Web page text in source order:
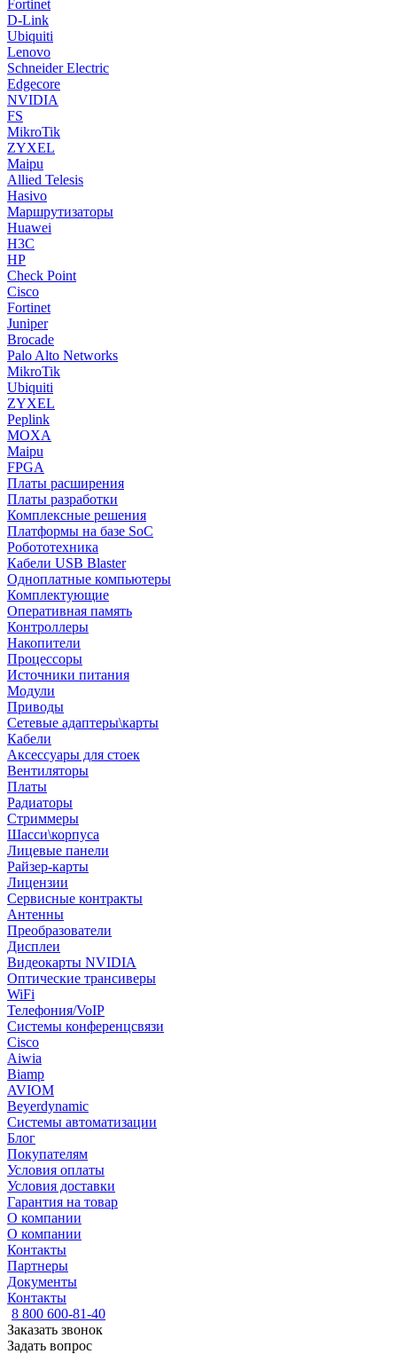
Fortinet
D-Link
Ubiquiti
Lenovo
Schneider Electric
Edgecore
NVIDIA
FS
MikroTik
ZYXEL
Maipu
Allied Telesis
Hasivo
Маршрутизаторы
Huawei
H3C
HP
Check Point
Cisco
Fortinet
Juniper
Brocade
Palo Alto Networks
MikroTik
Ubiquiti
ZYXEL
Peplink
MOXA
Maipu
FPGA
Платы расширения
Платы разработки
Комплексные решения
Платформы на базе SoC
Робототехника
Кабели USB Blaster
Одноплатные компьютеры
Комплектующие
Оперативная память
Контроллеры
Накопители
Процессоры
Источники питания
Модули
Приводы
Сетевые адаптеры\карты
Кабели
Аксессуары для стоек
Вентиляторы
Платы
Радиаторы
Стриммеры
Шасси\корпуса
Лицевые панели
Райзер-карты
Лицензии
Сервисные контракты
Антенны
Преобразователи
Дисплеи
Видеокарты NVIDIA
Оптические трансиверы
WiFi
Телефония/VoIP
Системы конференцсвязи
Cisco
Aiwia
Biamp
AVIOM
Beyerdynamic
Системы автоматизации
Блог
Покупателям
Условия оплаты
Условия доставки
Гарантия на товар
О компании
О компании
Контакты
Партнеры
Документы
Контакты
8 800 600-81-40
Заказать звонок
Задать вопрос